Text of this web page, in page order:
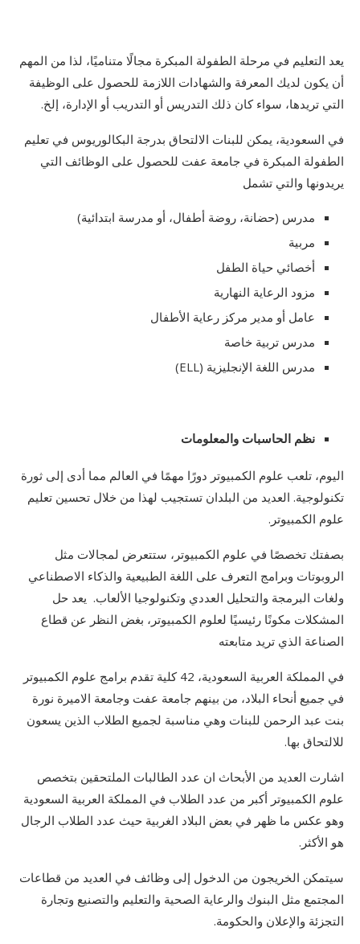
يعد التعليم في مرحلة الطفولة المبكرة مجالًا متناميًا، لذا من المهم
أن يكون لديك المعرفة والشهادات اللازمة للحصول على الوظيفة
التي تريدها، سواء كان ذلك التدريس أو التدريب أو الإدارة، إلخ.
في السعودية، يمكن للبنات الالتحاق بدرجة البكالوريوس في تعليم
الطفولة المبكرة في جامعة عفت للحصول على الوظائف التي
يريدونها والتي تشمل
مدرس (حضانة، روضة أطفال، أو مدرسة ابتدائية)
مربية
أخصائي حياة الطفل
مزود الرعاية النهارية
عامل أو مدير مركز رعاية الأطفال
مدرس تربية خاصة
مدرس اللغة الإنجليزية (ELL)
نظم الحاسبات والمعلومات
اليوم، تلعب علوم الكمبيوتر دورًا مهمًا في العالم مما أدى إلى ثورة
تكنولوجية. العديد من البلدان تستجيب لهذا من خلال تحسين تعليم
علوم الكمبيوتر.
بصفتك تخصصًا في علوم الكمبيوتر، ستتعرض لمجالات مثل
الروبوتات وبرامج التعرف على اللغة الطبيعية والذكاء الاصطناعي
ولغات البرمجة والتحليل العددي وتكنولوجيا الألعاب. يعد حل
المشكلات مكونًا رئيسيًا لعلوم الكمبيوتر، بغض النظر عن قطاع
الصناعة الذي تريد متابعته
في المملكة العربية السعودية، 42 كلية تقدم برامج علوم الكمبيوتر
في جميع أنحاء البلاد، من بينهم جامعة عفت وجامعة الاميرة نورة
بنت عبد الرحمن للبنات وهي مناسبة لجميع الطلاب الذين يسعون
للالتحاق بها.
اشارت العديد من الأبحاث ان عدد الطالبات الملتحقين بتخصص
علوم الكمبيوتر أكبر من عدد الطلاب في المملكة العربية السعودية
وهو عكس ما ظهر في بعض البلاد الغربية حيث عدد الطلاب الرجال
هو الأكثر.
سيتمكن الخريجون من الدخول إلى وظائف في العديد من قطاعات
المجتمع مثل البنوك والرعاية الصحية والتعليم والتصنيع وتجارة
التجزئة والإعلان والحكومة.